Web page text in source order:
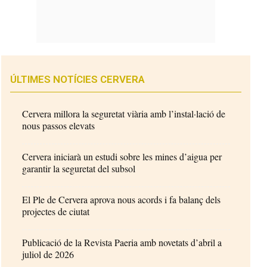
ÚLTIMES NOTÍCIES CERVERA
Cervera millora la seguretat viària amb l’instal·lació de
nous passos elevats
Cervera iniciarà un estudi sobre les mines d’aigua per
garantir la seguretat del subsol
El Ple de Cervera aprova nous acords i fa balanç dels
projectes de ciutat
Publicació de la Revista Paeria amb novetats d’abril a
juliol de 2026